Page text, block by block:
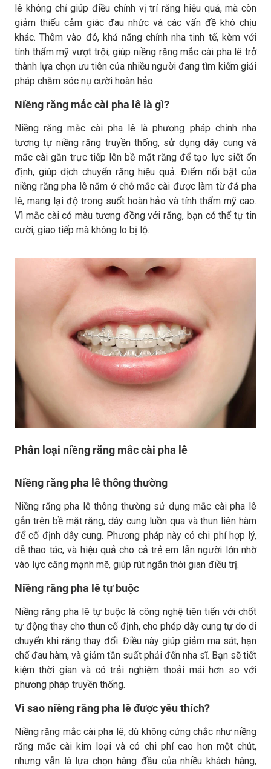
lê không chỉ giúp điều chỉnh vị trí răng hiệu quả, mà còn
giảm thiểu cảm giác đau nhức và các vấn đề khó chịu
khác. Thêm vào đó, khả năng chỉnh nha tinh tế, kèm với
tính thẩm mỹ vượt trội, giúp niềng răng mắc cài pha lê trở
thành lựa chọn ưu tiên của nhiều người đang tìm kiếm giải
pháp chăm sóc nụ cười hoàn hảo.
Niềng răng mắc cài pha lê là gì?
Niềng răng mắc cài pha lê là phương pháp chỉnh nha
tương tự niềng răng truyền thống, sử dụng dây cung và
mắc cài gắn trực tiếp lên bề mặt răng để tạo lực siết ổn
định, giúp dịch chuyển răng hiệu quả. Điểm nổi bật của
niềng răng pha lê nằm ở chỗ mắc cài được làm từ đá pha
lê, mang lại độ trong suốt hoàn hảo và tính thẩm mỹ cao.
Vì mắc cài có màu tương đồng với răng, bạn có thể tự tin
cười, giao tiếp mà không lo bị lộ.
Phân loại niềng răng mắc cài pha lê
Niềng răng pha lê thông thường
Niềng răng pha lê thông thường sử dụng mắc cài pha lê
gắn trên bề mặt răng, dây cung luồn qua và thun liên hàm
để cố định dây cung. Phương pháp này có chi phí hợp lý,
dễ thao tác, và hiệu quả cho cả trẻ em lẫn người lớn nhờ
vào lực căng mạnh mẽ, giúp rút ngắn thời gian điều trị.
Niềng răng pha lê tự buộc
Niềng răng pha lê tự buộc là công nghệ tiên tiến với chốt
tự động thay cho thun cố định, cho phép dây cung tự do di
chuyển khi răng thay đổi. Điều này giúp giảm ma sát, hạn
chế đau hàm, và giảm tần suất phải đến nha sĩ. Bạn sẽ tiết
kiệm thời gian và có trải nghiệm thoải mái hơn so với
phương pháp truyền thống.
Vì sao niềng răng pha lê được yêu thích?
Niềng răng mắc cài pha lê, dù không cứng chắc như niềng
răng mắc cài kim loại và có chi phí cao hơn một chút,
nhưng vẫn là lựa chọn hàng đầu của nhiều khách hàng,